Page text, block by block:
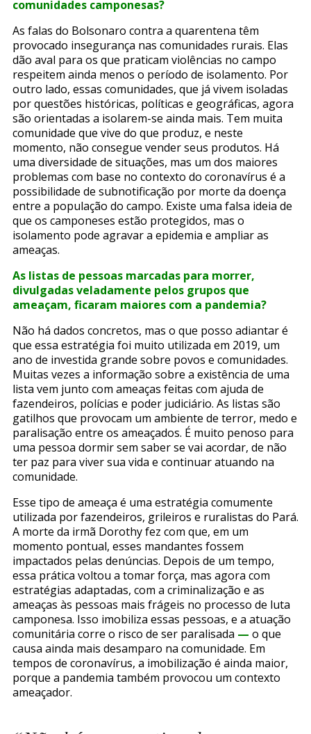
comunidades camponesas?
As falas do Bolsonaro contra a quarentena têm
provocado insegurança nas comunidades rurais. Elas
dão aval para os que praticam violências no campo
respeitem ainda menos o período de isolamento. Por
outro lado, essas comunidades, que já vivem isoladas
por questões históricas, políticas e geográficas, agora
são orientadas a isolarem-se ainda mais. Tem muita
comunidade que vive do que produz, e neste
momento, não consegue vender seus produtos. Há
uma diversidade de situações, mas um dos maiores
problemas com base no contexto do coronavírus é a
possibilidade de subnotificação por morte da doença
entre a população do campo. Existe uma falsa ideia de
que os camponeses estão protegidos, mas o
isolamento pode agravar a epidemia e ampliar as
ameaças.
As listas de pessoas marcadas para morrer,
divulgadas veladamente pelos grupos que
ameaçam, ficaram maiores com a pandemia?
Não há dados concretos, mas o que posso adiantar é
que essa estratégia foi muito utilizada em 2019, um
ano de investida grande sobre povos e comunidades.
Muitas vezes a informação sobre a existência de uma
lista vem junto com ameaças feitas com ajuda de
fazendeiros, polícias e poder judiciário. As listas são
gatilhos que provocam um ambiente de terror, medo e
paralisação entre os ameaçados. É muito penoso para
uma pessoa dormir sem saber se vai acordar, de não
ter paz para viver sua vida e continuar atuando na
comunidade.
Esse tipo de ameaça é uma estratégia comumente
utilizada por fazendeiros, grileiros e ruralistas do Pará.
A morte da irmã Dorothy fez com que, em um
momento pontual, esses mandantes fossem
impactados pelas denúncias. Depois de um tempo,
essa prática voltou a tomar força, mas agora com
estratégias adaptadas, com a criminalização e as
ameaças às pessoas mais frágeis no processo de luta
camponesa. Isso imobiliza essas pessoas, e a atuação
comunitária corre o risco de ser paralisada — o que
causa ainda mais desamparo na comunidade. Em
tempos de coronavírus, a imobilização é ainda maior,
porque a pandemia também provocou um contexto
ameaçador.